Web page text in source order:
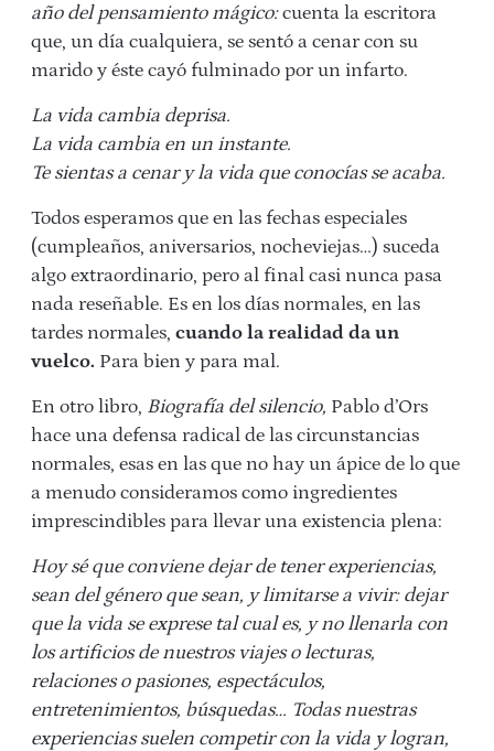
año del pensamiento mágico:cuenta la escritora
que, un día cualquiera, se sentó a cenar con su
marido y éste cayó fulminado por un infarto.
La vida cambia deprisa.
La vida cambia en un instante.
Te sientas a cenar y la vida que conocías se acaba.
Todos esperamos que en las fechas especiales
(cumpleaños, aniversarios, nocheviejas…) suceda
algo extraordinario, pero al final casi nunca pasa
nada reseñable. Es en los días normales, en las
tardes normales, cuando la realidad da un
vuelco. Para bien y para mal.
En otro libro, Biografía del silencio, Pablo d’Ors
hace una defensa radical de las circunstancias
normales, esas en las que no hay un ápice de lo que
a menudo consideramos como ingredientes
imprescindibles para llevar una existencia plena:
Hoy sé que conviene dejar de tener experiencias,
sean del género que sean, y limitarse a vivir: dejar
que la vida se exprese tal cual es, y no llenarla con
los artificios de nuestros viajes o lecturas,
relaciones o pasiones, espectáculos,
entretenimientos, búsquedas… Todas nuestras
experiencias suelen competir con la vida y logran,